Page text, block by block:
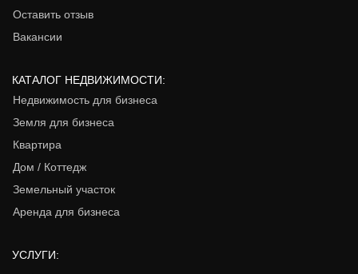
Оставить отзыв
Вакансии
КАТАЛОГ НЕДВИЖИМОСТИ:
Недвижимость для бизнеса
Земля для бизнеса
Квартира
Дом / Коттедж
Земельный участок
Аренда для бизнеса
УСЛУГИ: